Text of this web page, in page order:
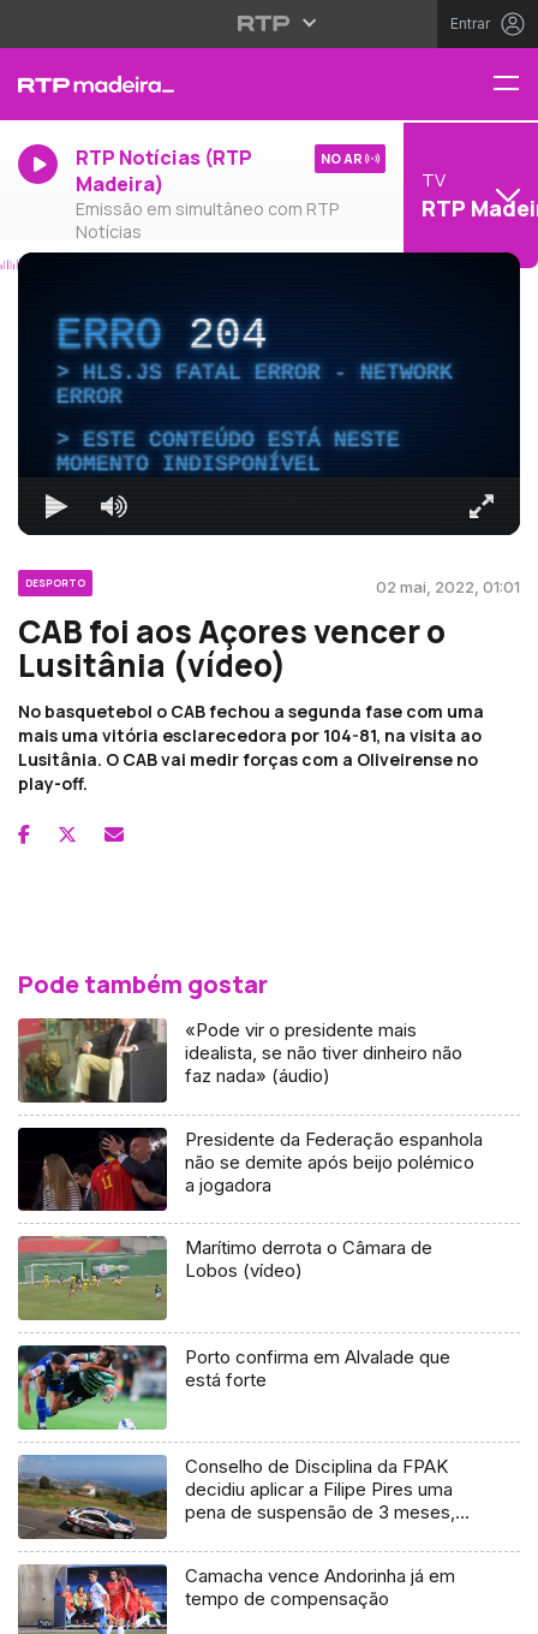
Entrar
RTP Notícias (RTP
Madeira)
Emissão em simultâneo com RTP
Notícias
NO AR
TV
RTP
ERRO204
HLS.JS FATAL ERROR - NETWORK
ERROR
ESTE CONTEÚDO ESTÁ NESTE
MOMENTO INDISPONÍVEL
DESPORTO 02 mai, 2022, 01:01
CAB foi aos Açores vencer o
Lusitânia (vídeo)
No basquetebol o CAB fechou a segunda fase com uma
mais uma vitória esclarecedora por 104-81, na visita ao
Lusitânia. O CAB vai medir forças com a Oliveirense no
play-off.
Pode também gostar
«Pode vir o presidente mais
idealista, se não tiver dinheiro não
faz nada» (áudio)
Presidente da Federação espanhola
não se demite após beijo polémico
a jogadora
Marítimo derrota o Câmara de
Lobos (vídeo)
Porto confirma em Alvalade que
está forte
Conselho de Disciplina da FPAK
decidiu aplicar a Filipe Pires uma
pena de suspensão de 3 meses,
período de 6 meses
Camacha vence Andorinha já em
tempo de compensação